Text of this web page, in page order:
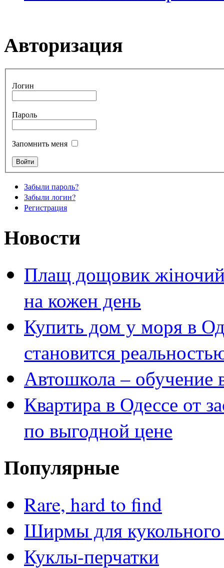
Авторизация
Логин
Пароль
Запомнить меня
Забыли пароль?
Забыли логин?
Регистрация
Новости
Плащ дощовик
на кожен день
Купить дом у моря в
становится
Автошкола – обучение
Квартира в Одессе от
по выгодной цене
Популярные
Rare, hard to find
Ширмы для кукольного
Куклы-перчатки